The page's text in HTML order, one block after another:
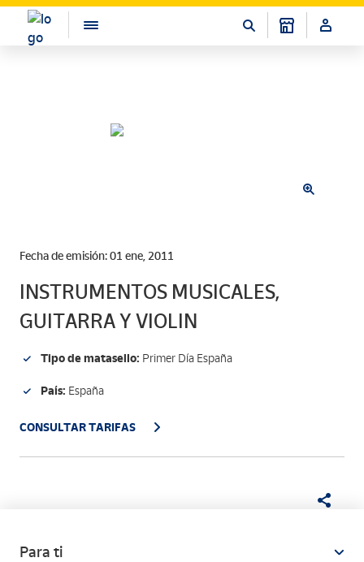
Fecha de emisión: 01 ene, 2011
INSTRUMENTOS MUSICALES,
GUITARRA Y VIOLIN
Tipo de matasello: Primer Día España
País: España
CONSULTAR TARIFAS
Para ti